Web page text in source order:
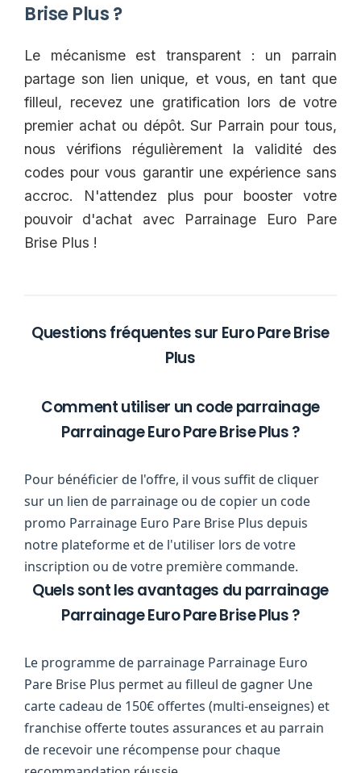
Brise Plus ?
Le mécanisme est transparent : un parrain
partage son lien unique, et vous, en tant que
filleul, recevez une gratification lors de votre
premier achat ou dépôt. Sur Parrain pour tous,
nous vérifions régulièrement la validité des
codes pour vous garantir une expérience sans
accroc. N'attendez plus pour booster votre
pouvoir d'achat avec Parrainage Euro Pare
Brise Plus !
Questions fréquentes sur Euro Pare Brise
Plus
Comment utiliser un code parrainage
Parrainage Euro Pare Brise Plus ?
Pour bénéficier de l'offre, il vous suffit de cliquer
sur un lien de parrainage ou de copier un code
promo Parrainage Euro Pare Brise Plus depuis
notre plateforme et de l'utiliser lors de votre
inscription ou de votre première commande.
Quels sont les avantages du parrainage
Parrainage Euro Pare Brise Plus ?
Le programme de parrainage Parrainage Euro
Pare Brise Plus permet au filleul de gagner Une
carte cadeau de 150€ offertes (multi-enseignes) et
franchise offerte toutes assurances et au parrain
de recevoir une récompense pour chaque